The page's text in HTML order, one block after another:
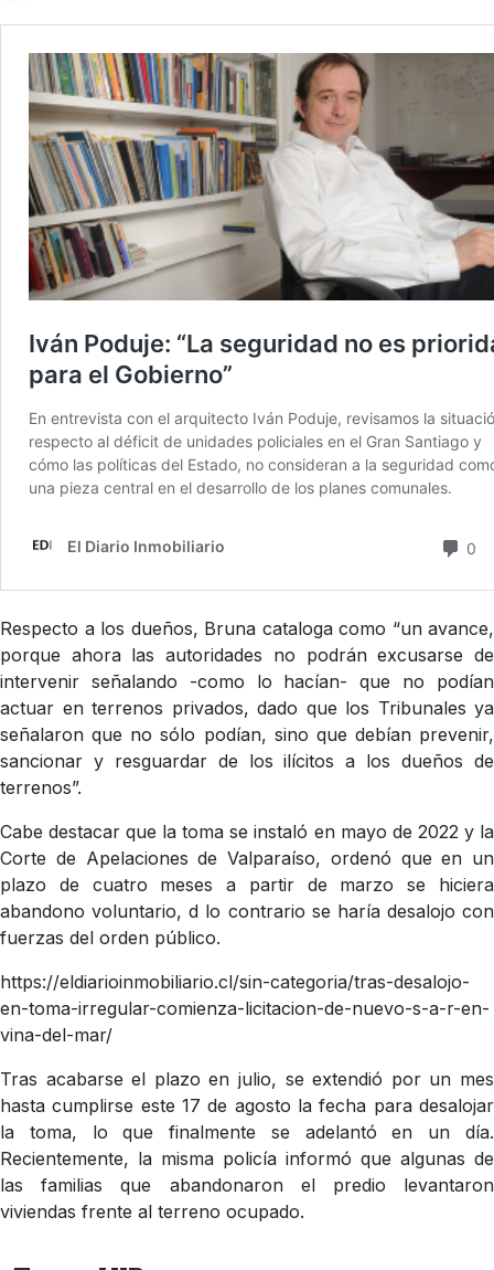
Respecto a los dueños, Bruna cataloga como “un avance,
porque ahora las autoridades no podrán excusarse de
intervenir señalando -como lo hacían- que no podían
actuar en terrenos privados, dado que los Tribunales ya
señalaron que no sólo podían, sino que debían prevenir,
sancionar y resguardar de los ilícitos a los dueños de
terrenos”.
Cabe destacar que la toma se instaló en mayo de 2022 y la
Corte de Apelaciones de Valparaíso, ordenó que en un
plazo de cuatro meses a partir de marzo se hiciera
abandono voluntario, d lo contrario se haría desalojo con
fuerzas del orden público.
https://eldiarioinmobiliario.cl/sin-categoria/tras-desalojo-
en-toma-irregular-comienza-licitacion-de-nuevo-s-a-r-en-
vina-del-mar/
Tras acabarse el plazo en julio, se extendió por un mes
hasta cumplirse este 17 de agosto la fecha para desalojar
la toma, lo que finalmente se adelantó en un día.
Recientemente, la misma policía informó que algunas de
las familias que abandonaron el predio levantaron
viviendas frente al terreno ocupado.